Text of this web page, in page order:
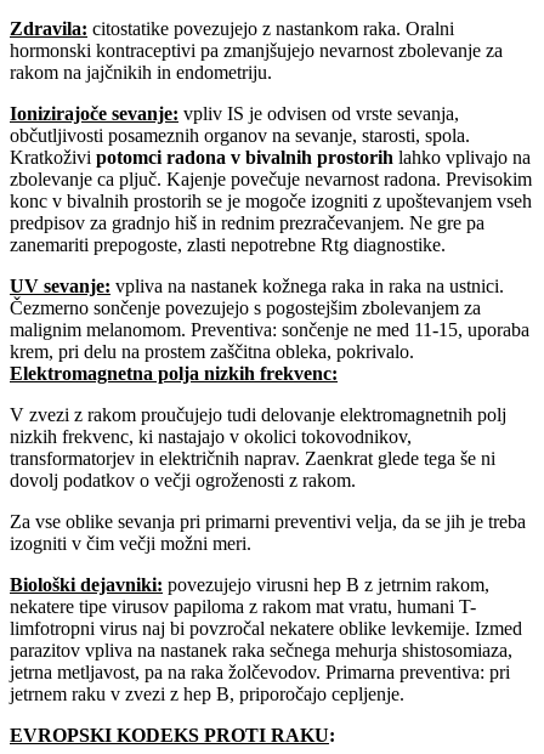
Zdravila: citostatike povezujejo z nastankom raka. Oralni
hormonski kontraceptivi pa zmanjšujejo nevarnost zbolevanje za
rakom na jajčnikih in endometriju.
Ionizirajoče sevanje: vpliv IS je odvisen od vrste sevanja,
občutljivosti posameznih organov na sevanje, starosti, spola.
Kratkoživi potomci radona v bivalnih prostorih lahko vplivajo na
zbolevanje ca pljuč. Kajenje povečuje nevarnost radona. Previsokim
konc v bivalnih prostorih se je mogoče izogniti z upoštevanjem vseh
predpisov za gradnjo hiš in rednim prezračevanjem. Ne gre pa
zanemariti prepogoste, zlasti nepotrebne Rtg diagnostike.
UV sevanje: vpliva na nastanek kožnega raka in raka na ustnici.
Čezmerno sončenje povezujejo s pogostejšim zbolevanjem za
malignim melanomom. Preventiva: sončenje ne med 11-15, uporaba
krem, pri delu na prostem zaščitna obleka, pokrivalo.
Elektromagnetna polja nizkih frekvenc:
V zvezi z rakom proučujejo tudi delovanje elektromagnetnih polj
nizkih frekvenc, ki nastajajo v okolici tokovodnikov,
transformatorjev in električnih naprav. Zaenkrat glede tega še ni
dovolj podatkov o večji ogroženosti z rakom.
Za vse oblike sevanja pri primarni preventivi velja, da se jih je treba
izogniti v čim večji možni meri.
Biološki dejavniki: povezujejo virusni hep B z jetrnim rakom,
nekatere tipe virusov papiloma z rakom mat vratu, humani T-
limfotropni virus naj bi povzročal nekatere oblike levkemije. Izmed
parazitov vpliva na nastanek raka sečnega mehurja shistosomiaza,
jetrna metljavost, pa na raka žolčevodov. Primarna preventiva: pri
jetrnem raku v zvezi z hep B, priporočajo cepljenje.
EVROPSKI KODEKS PROTI RAKU: